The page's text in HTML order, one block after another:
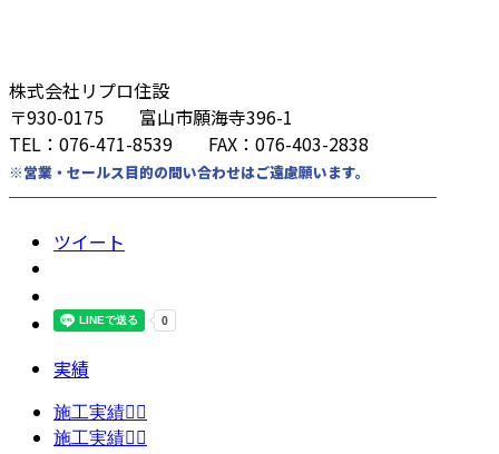
株式会社リプロ住設
〒930-0175 富山市願海寺396-1
TEL：076-471-8539 FAX：076-403-2838
※営業・セールス目的の問い合わせはご遠慮願います。
────────────────────────
ツイート
実績
施工実績👷‍♂️
施工実績👷‍♂️